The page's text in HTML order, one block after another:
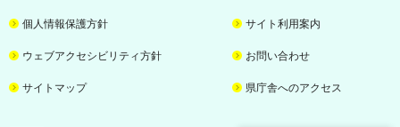
個人情報保護方針 サイト利用案内
ウェブアクセシビリティ方針 お問い合わせ
サイトマップ 県庁舎へのアクセス